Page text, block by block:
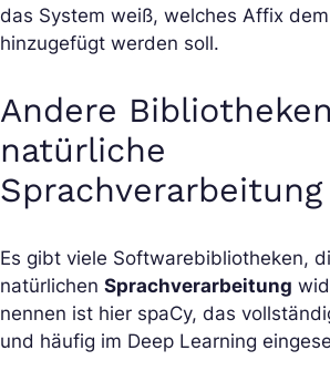
das System weiß, welches Affix
hinzugefügt werden soll.
Andere
natürliche
Sprachverarbeitung
Es gibt viele Softwarebibliotheken,
natürlichen Sprachverarbeitung
nennen ist hier spaCy, das
und häufig im Deep Learning